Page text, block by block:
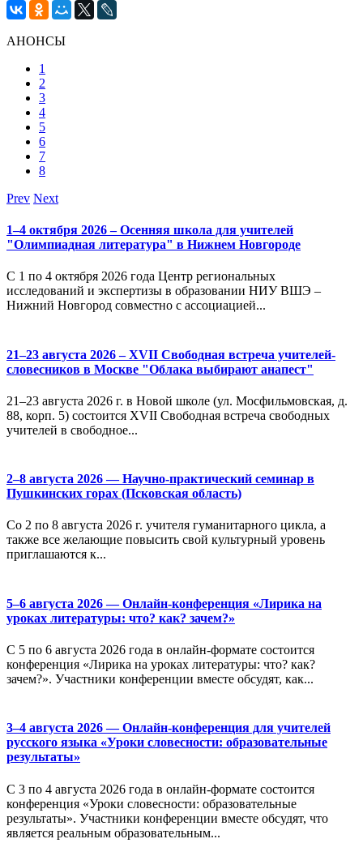
АНОНСЫ
1
2
3
4
5
6
7
8
Prev Next
1–4 октября 2026 – Осенняя школа для учителей
"Олимпиадная литература" в Нижнем Новгороде
С 1 по 4 октября 2026 года Центр региональных
исследований и экспертизы в образовании НИУ ВШЭ –
Нижний Новгород совместно с ассоциацией...
21–23 августа 2026 – XVII Свободная встреча учителей-
словесников в Москве "Облака выбирают анапест"
21–23 августа 2026 г. в Новой школе (ул. Мосфильмовская, д.
88, корп. 5) состоится XVII Свободная встреча свободных
учителей в свободное...
2–8 августа 2026 — Научно-практический семинар в
Пушкинских горах (Псковская область)
Со 2 по 8 августа 2026 г. учителя гуманитарного цикла, а
также все желающие повысить свой культурный уровень
приглашаются к...
5–6 августа 2026 — Онлайн-конференция «Лирика на
уроках литературы: что? как? зачем?»
С 5 по 6 августа 2026 года в онлайн-формате состоится
конференция «Лирика на уроках литературы: что? как?
зачем?». Участники конференции вместе обсудят, как...
3–4 августа 2026 — Онлайн-конференция для учителей
русского языка «Уроки словесности: образовательные
результаты»
С 3 по 4 августа 2026 года в онлайн-формате состоится
конференция «Уроки словесности: образовательные
результаты». Участники конференции вместе обсудят, что
является реальным образовательным...